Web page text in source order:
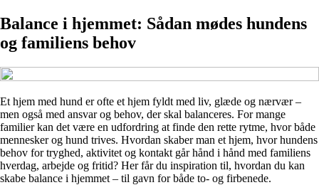
Balance i hjemmet: Sådan mødes hundens
og familiens behov
Et hjem med hund er ofte et hjem fyldt med liv, glæde og nærvær –
men også med ansvar og behov, der skal balanceres. For mange
familier kan det være en udfordring at finde den rette rytme, hvor både
mennesker og hund trives. Hvordan skaber man et hjem, hvor hundens
behov for tryghed, aktivitet og kontakt går hånd i hånd med familiens
hverdag, arbejde og fritid? Her får du inspiration til, hvordan du kan
skabe balance i hjemmet – til gavn for både to- og firbenede.